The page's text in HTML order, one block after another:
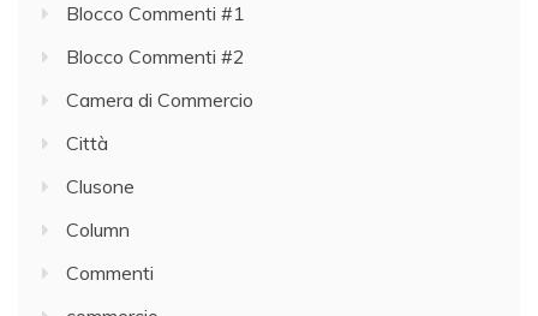
Blocco Commenti #1
Blocco Commenti #2
Camera di Commercio
Città
Clusone
Column
Commenti